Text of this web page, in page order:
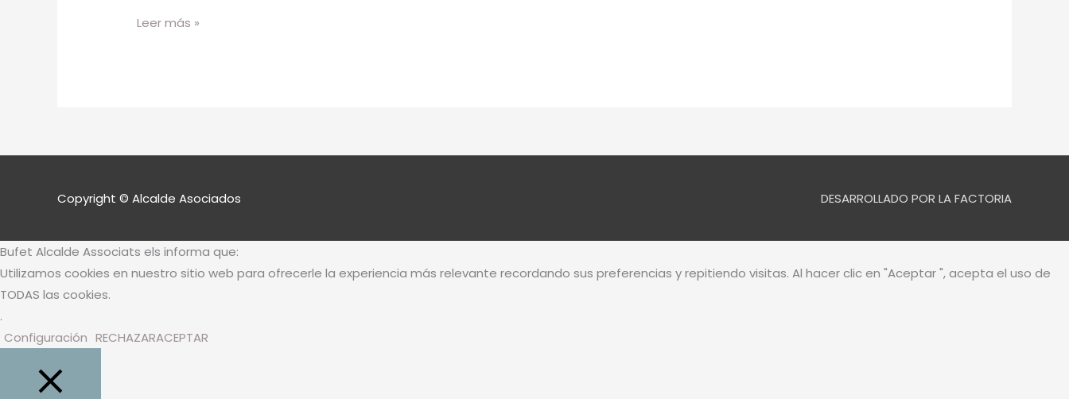
por
Leer más »
Copyright © Alcalde Asociados DESARROLLADO POR LA FACTORIA
Bufet Alcalde Associats els informa que:
Utilizamos cookies en nuestro sitio web para ofrecerle la experiencia más relevante recordando sus preferencias y repitiendo visitas. Al hacer clic en "Aceptar ", acepta el uso de
TODAS las cookies.
.
Configuración RECHAZARACEPTAR